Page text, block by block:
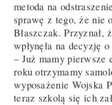
metoda na
sprawę z tego, że nie
Błaszczak. Przyznał,
wpłynęła na decyzję
– Już mamy pierwsze
roku otrzymamy
wyposażenie Wojska
teraz szkolą się ich